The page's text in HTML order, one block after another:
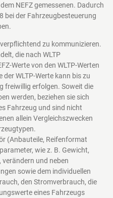
NEFZ gemessenen. Dadurch
bei der Fahrzeugbesteuerung
zu kommunizieren.
die nach WLTP
Werte von den WLTP-Werten
WLTP-Werte kann bis zu
freiwillig erfolgen. Soweit die
werden, beziehen sie sich
Fahrzeug und sind nicht
allein Vergleichszwecken
(Anbauteile, Reifenformat
wie z. B. Gewicht,
und neben
sowie dem individuellen
den Stromverbrauch, die
eines Fahrzeugs